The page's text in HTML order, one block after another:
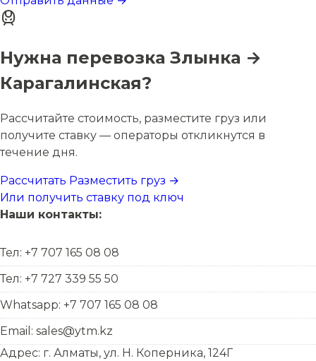
Нужна перевозка Злынка →
Карагалинская?
Рассчитайте стоимость, разместите груз или
получите ставку — операторы откликнутся в
течение дня.
Рассчитать Разместить груз →
Или получить ставку под ключ
Наши контакты:
Тел: +7 707 165 08 08
Тел: +7 727 339 55 50
Whatsapp: +7 707 165 08 08
Email: sales@ytm.kz
Адрес: г. Алматы, ул. Н. Коперника, 124Г